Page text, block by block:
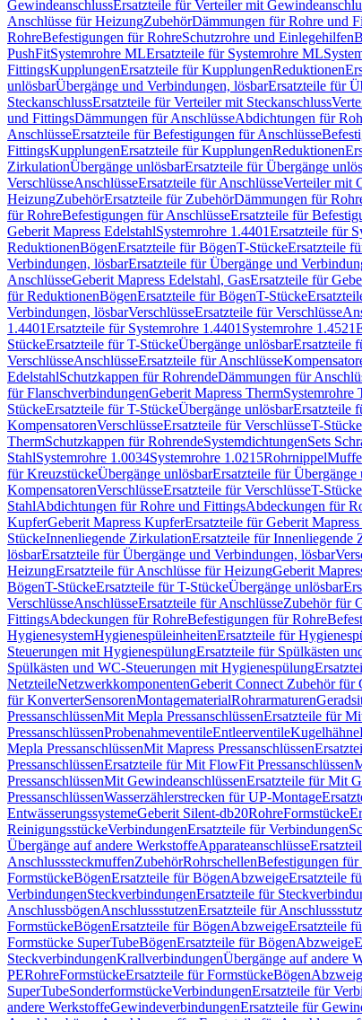
GewindeanschlussErsatzteile für Verteiler mit
Anschlüsse für HeizungZubehörDämmungen für Rohre und
RohreBefestigungen für RohreSchutzrohre und Einlegehilfen
PushFitSystemrohre MLErsatzteile für Systemrohre ML
FittingsKupplungenErsatzteile für KupplungenReduktionen
unlösbarÜbergänge und Verbindungen, lösbarErsatzteile für
SteckanschlussErsatzteile für Verteiler mit Steckanschluss
und FittingsDämmungen für AnschlüsseAbdichtungen für
AnschlüsseErsatzteile für Befestigungen für Anschlüsse
FittingsKupplungenErsatzteile für KupplungenReduktionen
ZirkulationÜbergänge unlösbarErsatzteile für Übergänge
VerschlüsseAnschlüsseErsatzteile für AnschlüsseVerteiler mit
HeizungZubehörErsatzteile für ZubehörDämmungen für
für RohreBefestigungen für AnschlüsseErsatzteile für
Geberit Mapress EdelstahlSystemrohre 1.4401Ersatzteile für
ReduktionenBögenErsatzteile für BögenT-StückeErsatzteile
Verbindungen, lösbarErsatzteile für Übergänge und
AnschlüsseGeberit Mapress Edelstahl, GasErsatzteile für
für ReduktionenBögenErsatzteile für BögenT-Stücke
Verbindungen, lösbarVerschlüsseErsatzteile für Verschlüsse
1.4401Ersatzteile für Systemrohre 1.4401 Systemrohre 1.4521
StückeErsatzteile für T-StückeÜbergänge unlösbarErsatzteile
VerschlüsseAnschlüsseErsatzteile für Anschlüsse
EdelstahlSchutzkappen für RohrendeDämmungen für
für FlanschverbindungenGeberit Mapress ThermSystemrohre
StückeErsatzteile für T-StückeÜbergänge unlösbarErsatzteile
KompensatorenVerschlüsseErsatzteile für VerschlüsseT-
ThermSchutzkappen für RohrendeSystemdichtungenSets
StahlSystemrohre 1.0034Systemrohre 1.0215Rohrnippel
für KreuzstückeÜbergänge unlösbarErsatzteile für Übergänge
KompensatorenVerschlüsseErsatzteile für VerschlüsseT-
StahlAbdichtungen für Rohre und FittingsAbdeckungen für
KupferGeberit Mapress KupferErsatzteile für Geberit
StückeInnenliegende ZirkulationErsatzteile für Innenliegende
lösbarErsatzteile für Übergänge und Verbindungen, lösbar
HeizungErsatzteile für Anschlüsse für HeizungGeberit
BögenT-StückeErsatzteile für T-StückeÜbergänge unlösbar
VerschlüsseAnschlüsseErsatzteile für AnschlüsseZubehör für
FittingsAbdeckungen für RohreBefestigungen für Rohre
HygienesystemHygienespüleinheitenErsatzteile für
Steuerungen mit HygienespülungErsatzteile für Spülkästen
Spülkästen und WC-Steuerungen mit Hygienespülung
NetzteileNetzwerkkomponentenGeberit Connect Zubehör für
für KonverterSensorenMontagematerialRohrarmaturen
PressanschlüssenMit Mepla PressanschlüssenErsatzteile für
PressanschlüssenProbenahmeventileEntleerventileKugelhähne
Mepla PressanschlüssenMit Mapress Pressanschlüssen
PressanschlüssenErsatzteile für Mit FlowFit Pressanschlüssen
PressanschlüssenMit GewindeanschlüssenErsatzteile für Mit
PressanschlüssenWasserzählerstrecken für UP-Montage
EntwässerungssystemeGeberit Silent-db20RohreFormstücke
ReinigungsstückeVerbindungenErsatzteile für Verbindungen
Übergänge auf andere WerkstoffeApparateanschlüsse
AnschlusssteckmuffenZubehörRohrschellenBefestigungen für
FormstückeBögenErsatzteile für BögenAbzweigeErsatzteile
VerbindungenSteckverbindungenErsatzteile für
AnschlussbögenAnschlussstutzenErsatzteile für
FormstückeBögenErsatzteile für BögenAbzweigeErsatzteile
Formstücke SuperTubeBögenErsatzteile für BögenAbzweige
SteckverbindungenKrallverbindungenÜbergänge auf andere
PERohreFormstückeErsatzteile für FormstückeBögen
SuperTubeSonderformstückeVerbindungenErsatzteile für
andere WerkstoffeGewindeverbindungenErsatzteile für